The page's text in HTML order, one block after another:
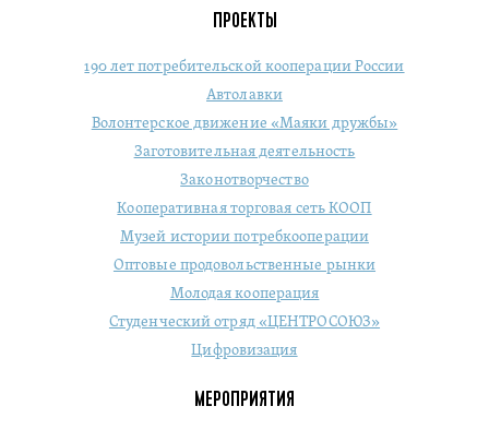
ПРОЕКТЫ
190 лет потребительской кооперации России
Автолавки
Волонтерское движение «Маяки дружбы»
Заготовительная деятельность
Законотворчество
Кооперативная торговая сеть КООП
Музей истории потребкооперации
Оптовые продовольственные рынки
Молодая кооперация
Студенческий отряд «ЦЕНТРОСОЮЗ»
Цифровизация
МЕРОПРИЯТИЯ